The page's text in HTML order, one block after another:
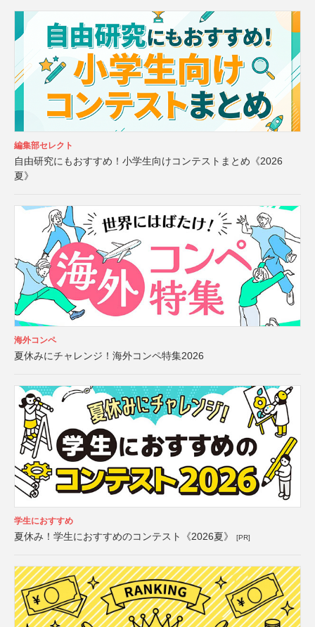
編集部セレクト
自由研究にもおすすめ！小学生向けコンテストまとめ《2026
夏》
海外コンペ
夏休みにチャレンジ！海外コンペ特集2026
学生におすすめ
夏休み！学生におすすめのコンテスト《2026夏》 [PR]